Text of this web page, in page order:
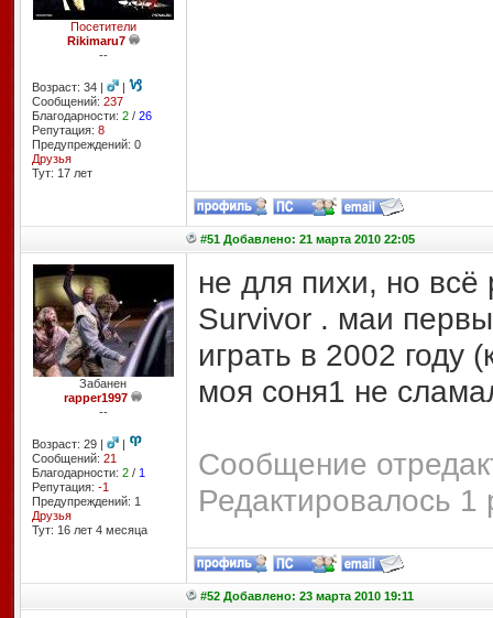
Посетители
Rikimaru7
--
Возраст: 34 |
|
Сообщений: 237
Благодарности: 2/ 26
Репутация: 8
Предупреждений: 0
Друзья
Тут: 17 лет
#51 Добавлено: 21 марта 2010 22:05
Забанен
rapper1997
--
Возраст: 29 |
|
Сообщений: 21
Благодарности: 2/ 1
Репутация: -1
Предупреждений: 1
Друзья
Тут: 16 лет 4 месяцa
не для пихи, но
Survivor . маи
играть в 2002 году
моя соня1 не
Сообщение
Редактировалось 1
#52 Добавлено: 23 марта 2010 19:11